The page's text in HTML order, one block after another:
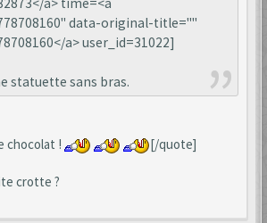
data-original-title=""
a> user_id=31022]
statuette sans bras.
chocolat ! [/quote]
crotte ?